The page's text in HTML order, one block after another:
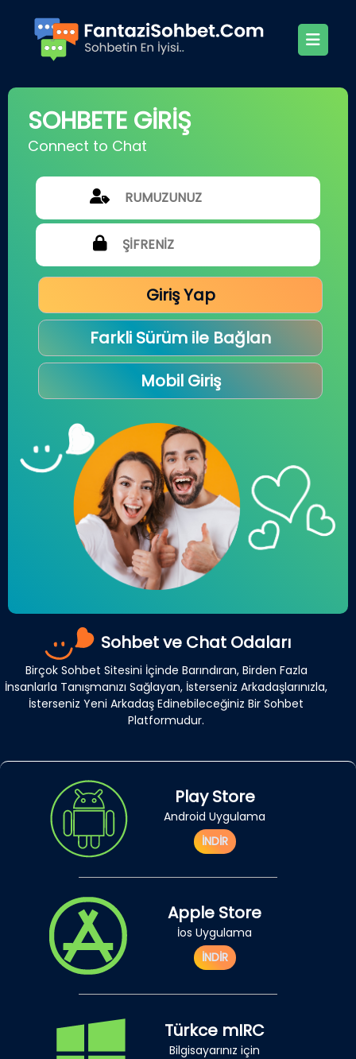
SOHBETE GİRİŞ
Connect to Chat
Giriş Yap
Farkli Sürüm ile Bağlan
Mobil Giriş
Sohbet ve Chat Odaları
Birçok Sohbet Sitesini İçinde Barındıran, Birden Fazla
İnsanlarla Tanışmanızı Sağlayan, İsterseniz Arkadaşlarınızla,
İsterseniz Yeni Arkadaş Edinebileceğiniz Bir Sohbet
Platformudur.
Play Store
Android Uygulama
İNDİR
Apple Store
İos Uygulama
İNDİR
Türkce mIRC
Bilgisayarınız için